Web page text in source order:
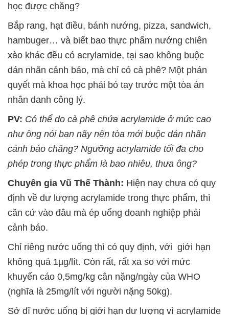
học được chăng?
Bắp rang, hạt điều, bánh nướng, pizza, sandwich,
hambuger… và biết bao thực phẩm nướng chiên
xào khác đều có acrylamide, tại sao không buộc
dán nhãn cảnh báo, mà chỉ có cà phê? Một phán
quyết mà khoa học phải bó tay trước một tòa án
nhân danh công lý.
PV: Có thể do cà phê chứa acrylamide ở mức cao
như ông nói ban nãy nên tòa mới buộc dán nhãn
cảnh báo chăng? Ngưỡng acrylamide tối đa cho
phép trong thực phẩm là bao nhiêu, thưa ông?
Chuyên gia Vũ Thế Thành: Hiện nay chưa có quy
định về dư lượng acrylamide trong thực phẩm, thì
căn cứ vào đâu mà ép uổng doanh nghiệp phải
cảnh báo.
Chỉ riêng nước uống thì có quy định, với giới hạn
không quá 1µg/lít. Còn rất, rất xa so với mức
khuyến cáo 0,5mg/kg cân nặng/ngày của WHO
(nghĩa là 25mg/lít với người nặng 50kg).
Sở dĩ nước uống bị giới hạn dư lượng vì acrylamide